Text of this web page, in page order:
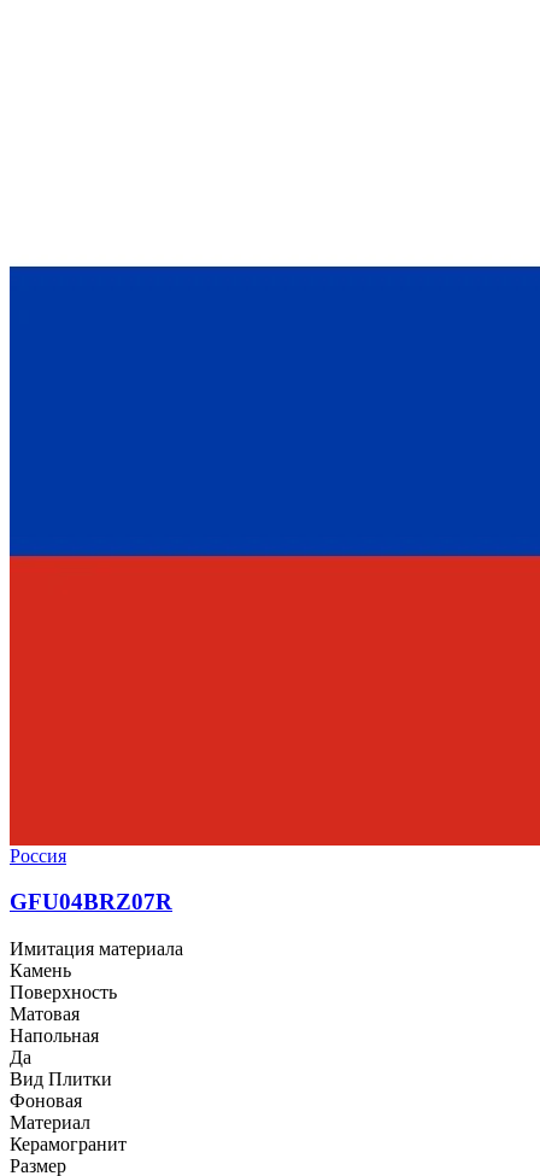
Россия
GFU04BRZ07R
Имитация материала
Камень
Поверхность
Матовая
Напольная
Да
Вид Плитки
Фоновая
Материал
Керамогранит
Размер